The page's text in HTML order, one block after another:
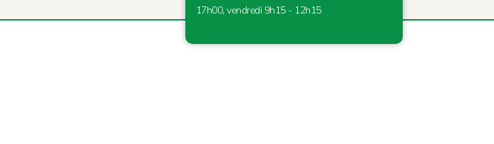
17h00, vendredi 9h15 - 12h15